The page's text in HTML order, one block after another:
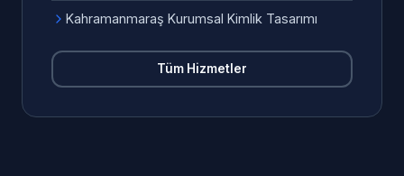
Kahramanmaraş Kurumsal Kimlik Tasarımı
Tüm Hizmetler